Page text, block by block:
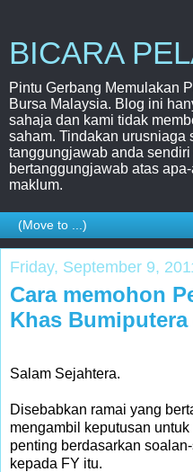
BICARA
Pintu Gerbang Memulakan
Bursa Malaysia. Blog ini
sahaja dan kami tidak
saham. Tindakan urusniaga
tanggungjawab anda
bertanggungjawab atas
maklum.
Friday, September 9,
Cara memohon
Khas Bumiputera
Salam Sejahtera.
Disebabkan ramai yang
mengambil keputusan
penting berdasarkan
kepada FY itu.